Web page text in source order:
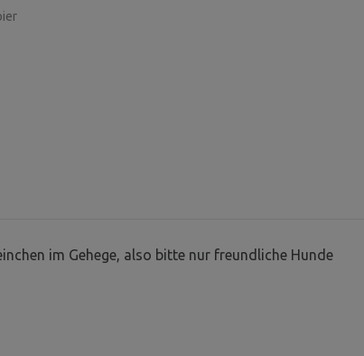
im Gehege, also bitte nur freundliche Hunde